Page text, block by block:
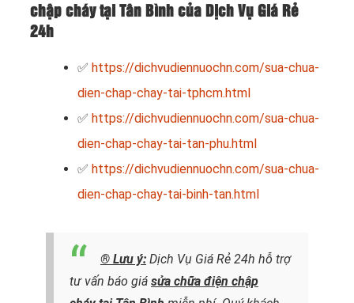
chập cháy tại Tân Bình của Dịch Vụ Giá Rẻ
24h
✅ https://dichvudiennuochn.com/sua-chua-
dien-chap-chay-tai-tphcm.html
✅ https://dichvudiennuochn.com/sua-chua-
dien-chap-chay-tai-tan-phu.html
✅ https://dichvudiennuochn.com/sua-chua-
dien-chap-chay-tai-binh-tan.html
® Lưu ý: Dịch Vụ Giá Rẻ 24h hỗ trợ
tư vấn báo giá sửa chữa điện chập